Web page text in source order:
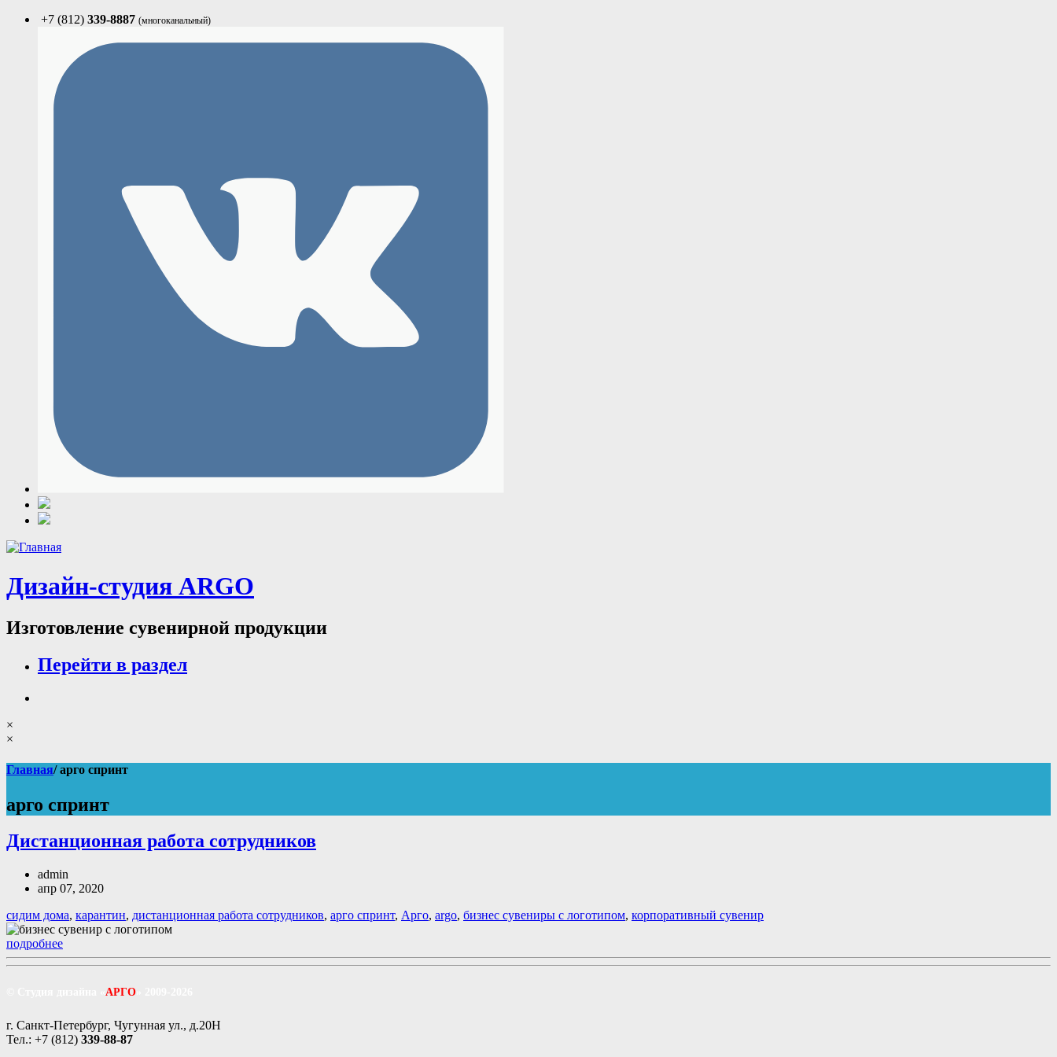
+7 (812) 339-8887 (многоканальный)
Дизайн-студия ARGO
Изготовление сувенирной продукции
Перейти в раздел
×
×
Главная/ арго спринт
арго спринт
Дистанционная работа сотрудников
admin
апр 07, 2020
сидим дома, карантин, дистанционная работа сотрудников, арго спринт, Арго, argo, бизнес сувениры с логотипом, корпоративный сувенир
подробнее
АРГО
г. Санкт-Петербург, Чугунная ул., д.20Н
Тел.: +7 (812) 339-88-87